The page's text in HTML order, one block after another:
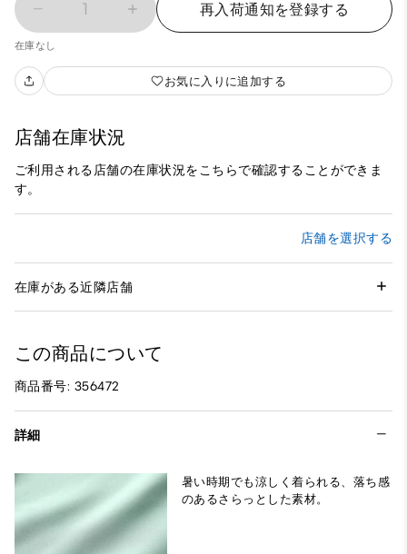
1 再入荷通知を登録する
在庫なし
お気に入りに追加する
店舗在庫状況
ご利用される店舗の在庫状況をこちらで確認することができま
す。
店舗を選択する
在庫がある近隣店舗
この商品について
商品番号: 356472
詳細
暑い時期でも涼しく着られる、落ち感
のあるさらっとした素材。